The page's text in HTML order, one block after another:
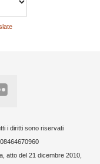
i diritti sono riservati
atto del 21 dicembre 2010,